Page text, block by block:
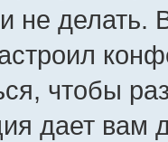
не делать.
чтобы
дает вам